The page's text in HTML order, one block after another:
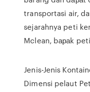
transportasi air,
sejarahnya peti
Mclean, bараk
Jenis-Jenis
Dimensi pelaut